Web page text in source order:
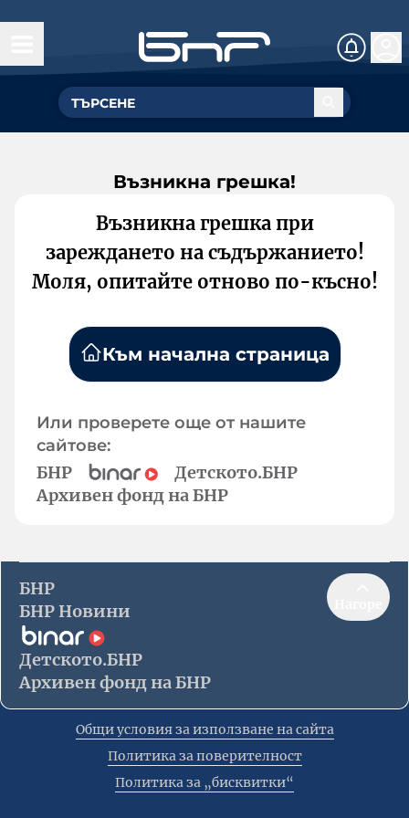
Възникна грешка!
Възникна грешка при
зареждането на съдържанието!
Моля, опитайте отново по-късно!
Към начална страница
Или проверете още от нашите
сайтове:
БНР
Детското.БНР
Архивен фонд на БНР
БНР
БНР Новини
Детското.БНР
Архивен фонд на БНР
Общи условия за използване на сайта
Политика за поверителност
Политика за „бисквитки“